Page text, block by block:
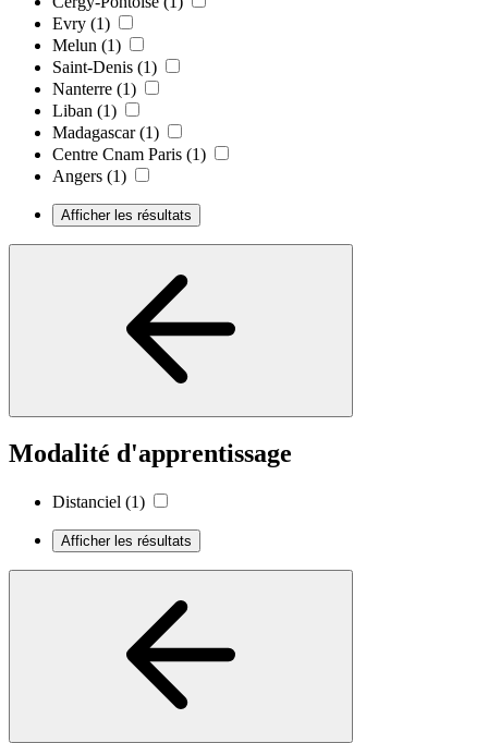
Evry (1)
Melun (1)
Saint-Denis (1)
Nanterre (1)
Liban (1)
Madagascar (1)
Centre Cnam Paris (1)
Angers (1)
Afficher les résultats
Modalité d'apprentissage
Distanciel (1)
Afficher les résultats